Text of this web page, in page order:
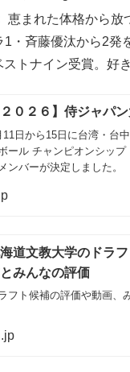
恵まれた体格から放
1・斉藤優汰から2発
トナイン受賞。好
２０２６】侍ジャパ
11日から15日に台湾・台
ール チャンピオンシッ
ンバーが決定しました。
道文教大学のドラ
みんなの評価
フト候補の評価や動画、